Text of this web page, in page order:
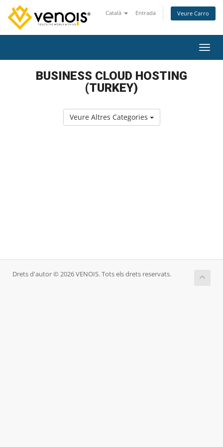
Català Entrada Veure Carro
BUSINESS CLOUD HOSTING
(TURKEY)
Veure Altres Categories
Drets d'autor © 2026 VENOIS. Tots els drets reservats.